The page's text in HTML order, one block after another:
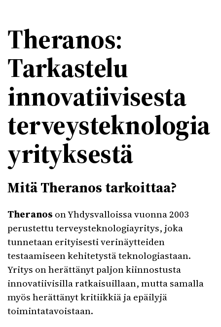
Theranos:
Tarkastelu
innovatiivisesta
terveysteknologia
yrityksestä
Mitä Theranos tarkoittaa?
Theranos on Yhdysvalloissa vuonna 2003
perustettu terveysteknologiayritys, joka
tunnetaan erityisesti verinäytteiden
testaamiseen kehitetystä teknologiastaan.
Yritys on herättänyt paljon kiinnostusta
innovatiivisilla ratkaisuillaan, mutta samalla
myös herättänyt kritiikkiä ja epäilyjä
toimintatavoistaan.